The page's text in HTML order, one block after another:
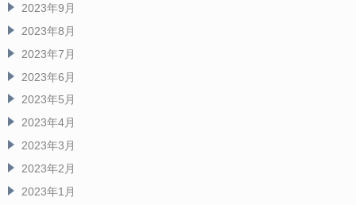
2023年9月
2023年8月
2023年7月
2023年6月
2023年5月
2023年4月
2023年3月
2023年2月
2023年1月